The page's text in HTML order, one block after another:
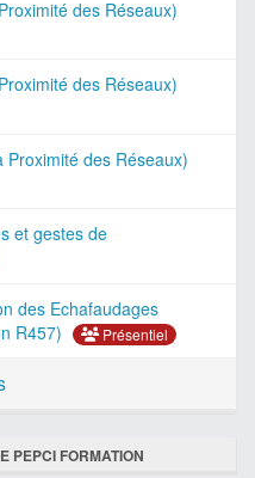
des Réseaux)
des Réseaux)
des Réseaux)
et gestes de
des Echafaudages
R457)
Présentiel
PEPCI FORMATION